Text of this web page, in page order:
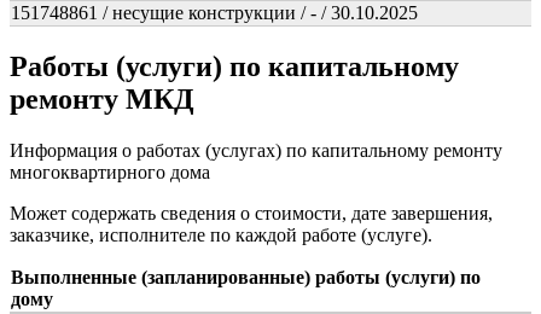
151748861 / несущие конструкции / - / 30.10.2025
Работы (услуги) по капитальному
ремонту МКД
Информация о работах (услугах) по капитальному ремонту
многоквартирного дома
Может содержать сведения о стоимости, дате завершения,
заказчике, исполнителе по каждой работе (услуге).
Выполненные (запланированные) работы (услуги) по
дому